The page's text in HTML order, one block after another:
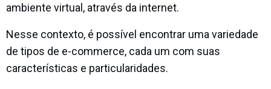
ambiente virtual, através da internet.
Nesse contexto, é possível encontrar uma variedade
de tipos de e-commerce, cada um com suas
características e particularidades.